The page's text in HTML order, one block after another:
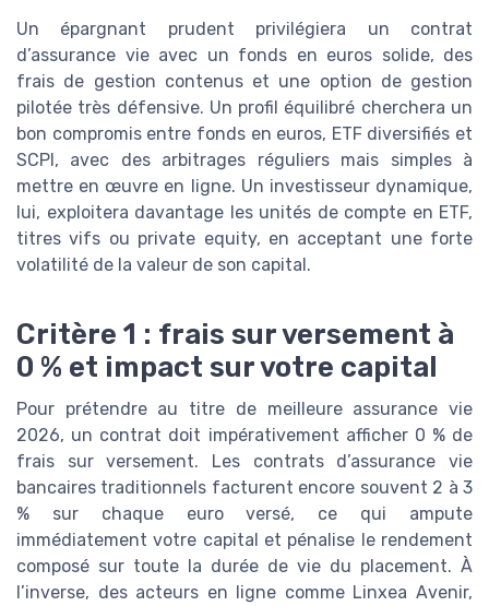
Un épargnant prudent privilégiera un contrat
d’assurance vie avec un fonds en euros solide, des
frais de gestion contenus et une option de gestion
pilotée très défensive. Un profil équilibré cherchera un
bon compromis entre fonds en euros, ETF diversifiés et
SCPI, avec des arbitrages réguliers mais simples à
mettre en œuvre en ligne. Un investisseur dynamique,
lui, exploitera davantage les unités de compte en ETF,
titres vifs ou private equity, en acceptant une forte
volatilité de la valeur de son capital.
Critère 1 : frais sur versement à
0 % et impact sur votre capital
Pour prétendre au titre de meilleure assurance vie
2026, un contrat doit impérativement afficher 0 % de
frais sur versement. Les contrats d’assurance vie
bancaires traditionnels facturent encore souvent 2 à 3
% sur chaque euro versé, ce qui ampute
immédiatement votre capital et pénalise le rendement
composé sur toute la durée de vie du placement. À
l’inverse, des acteurs en ligne comme Linxea Avenir,